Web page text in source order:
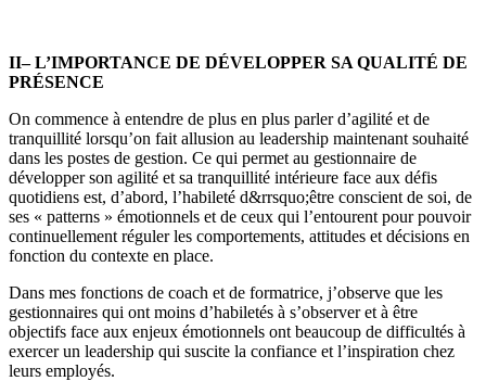
II– L’IMPORTANCE DE DÉVELOPPER SA QUALITÉ DE
PRÉSENCE
On commence à entendre de plus en plus parler d’agilité et de
tranquillité lorsqu’on fait allusion au leadership maintenant souhaité
dans les postes de gestion. Ce qui permet au gestionnaire de
développer son agilité et sa tranquillité intérieure face aux défis
quotidiens est, d’abord, l’habileté d&rrsquo;être conscient de soi, de
ses « patterns » émotionnels et de ceux qui l’entourent pour pouvoir
continuellement réguler les comportements, attitudes et décisions en
fonction du contexte en place.
Dans mes fonctions de coach et de formatrice, j’observe que les
gestionnaires qui ont moins d’habiletés à s’observer et à être
objectifs face aux enjeux émotionnels ont beaucoup de difficultés à
exercer un leadership qui suscite la confiance et l’inspiration chez
leurs employés.